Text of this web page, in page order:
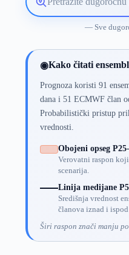
Pretražite
lokaciju
— Sve
◉Kako čitati
Prognoza koristi 91
dana i 51 ECMWF član
Probabilistički pristup
vrednosti.
Obojeni opseg
Verovatni raspon
scenarija.
Linija medijane
Središnja vrednost
članova iznad i
Širi raspon znači manju